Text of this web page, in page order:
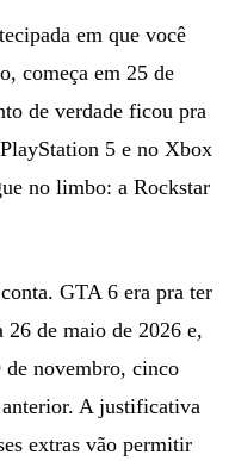
em que você
começa em 25 de
de verdade ficou pra
5 e no Xbox
no limbo: a Rockstar
GTA 6 era pra ter
de maio de 2026 e,
de novembro, cinco
anterior. A justificativa
extras vão permitir